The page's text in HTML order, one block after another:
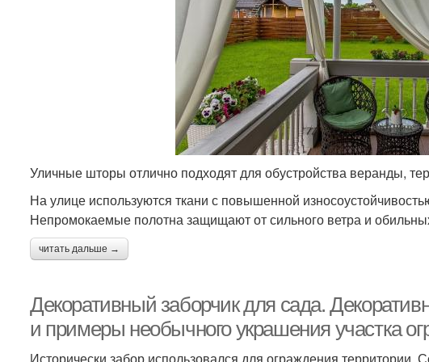
Уличные шторы отлично подходят для обустройства веранды,
На улице используются ткани с повышенной
Непромокаемые полотна защищают от сильного ветра и
читать дальше →
Декоративный заборчик для сада.
и примеры необычного украшения участка